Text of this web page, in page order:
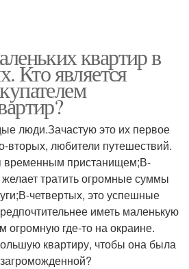
квартир в
Кто является
люди.Зачастую это их первое
вторых, любители путешествий.
временным пристанищем;В-
желает тратить огромные суммы
четвертых, это успешные
иметь маленькую
огромную где-то на окраине.
квартиру, чтобы она была